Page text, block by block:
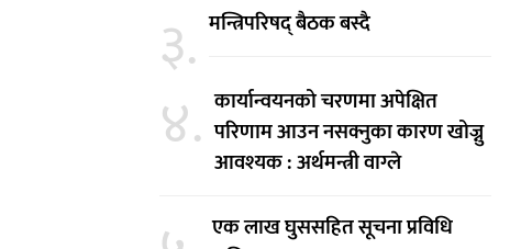
३. मन्त्रिपरिषद् बैठक बस्दै
४. कार्यान्वयनको चरणमा अपेक्षित
परिणाम आउन नसक्नुका कारण खोज्नु
आवश्यक : अर्थमन्त्री वाग्ले
एक लाख घुससहित सूचना प्रविधि